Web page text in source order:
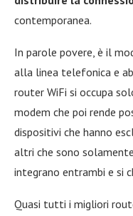
contemporanea.
In parole povere, è il
alla linea telefonica e
router WiFi si occupa
modem che poi rende
dispositivi che hanno
altri che sono
integrano entrambi e si
Quasi tutti i migliori